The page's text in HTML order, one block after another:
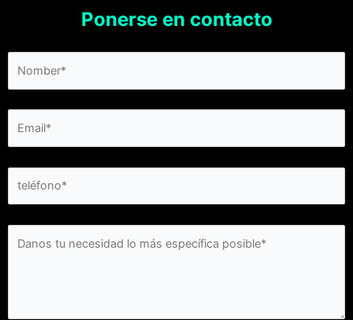
Ponerse en contacto